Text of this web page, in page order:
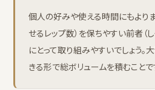
個人の好みや使える時間にもよりま
せるレップ数）を保ちやすい前者（
にとって取り組みやすいでしょう
きる形で総ボリュームを積むことで